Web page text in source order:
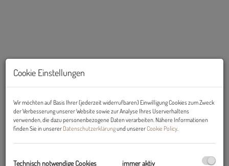
2-Zimmer-Wohnung Steinach am Brenner zu kaufen
Beschreibung
Zimmerwohnung mit überdachtem Balkon und bester Infrastruktur
Cookie Einstellungen
Wir möchten auf Basis Ihrer (jederzeit widerrufbaren) Einwilligung Cookies zum Zweck
der Verbesserung unserer Website sowie zur Analyse Ihres Userverhaltens
verwenden, die dazu personenbezogene Daten verarbeiten. Nähere Informationen
finden Sie in unserer Datenschutzerklärungund unsererCookie Policy.
Technisch notwendige Cookies immer aktiv